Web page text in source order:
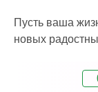
Пусть ваша
новых